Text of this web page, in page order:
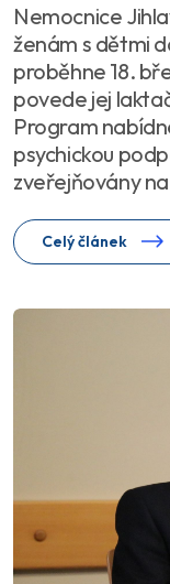
Nemocnice
ženám s dětmi
proběhne 18.
povede jej
Program
psychickou
zveřejňovány
Celý článek